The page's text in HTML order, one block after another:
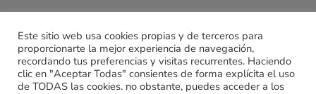
Este sitio web usa cookies propias y de terceros para
proporcionarte la mejor experiencia de navegación,
recordando tus preferencias y visitas recurrentes. Haciendo
clic en "Aceptar Todas" consientes de forma explícita el uso
de TODAS las cookies. no obstante, puedes acceder a los